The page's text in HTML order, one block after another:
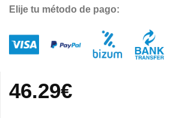
Elije tu método de pago:
46.29€